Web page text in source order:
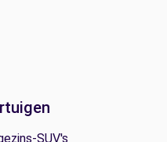
SUV's